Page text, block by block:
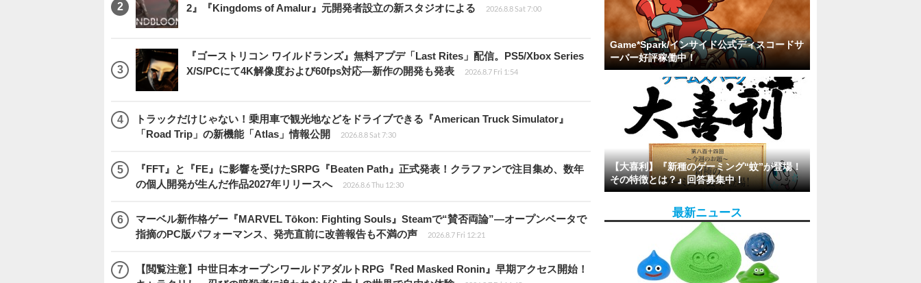
2』『Kingdoms of Amalur』元開発者設立の新スタジオによる
2026.8.8 Sat 7:00
『ゴーストリコン ワイルドランズ』無料アプデ「Last Rites」配信。PS5/Xbox Series
X/S/PCにて4K解像度および60fps対応―新作の開発も発表
2026.8.7 Fri 1:54
トラックだけじゃない！乗用車で観光地などをドライブできる『American Truck Simulator』
「Road Trip」の新機能「Atlas」情報公開
2026.8.8 Sat 7:30
『FFT』と『FE』に影響を受けたSRPG『Beaten Path』正式発表！クラファンで注目集め、数年
の個人開発が生んだ作品2027年リリースへ
2026.8.6 Thu 12:30
マーベル新作格ゲー『MARVEL Tōkon: Fighting Souls』Steamで“賛否両論”―オープンベータで
指摘のPC版パフォーマンス、発売直前に改善報告も不満の声
2026.8.7 Fri 12:21
【閲覧注意】中世日本オープンワールドアダルトRPG『Red Masked Ronin』早期アクセス開始！
Game*Spark/インサイド公式ディスコードサ
ーバー好評稼働中！
【大喜利】『新種のゲーミング“蚊”が登場！
その特徴とは？』回答募集中！
最新ニュース